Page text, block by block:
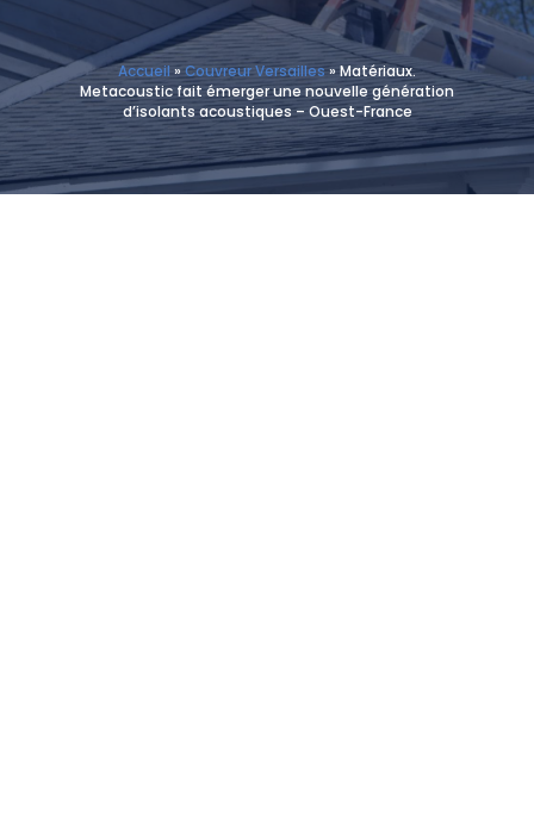
Accueil »Couvreur Versailles »Matériaux.
Metacoustic fait émerger une nouvelle génération
d’isolants acoustiques – Ouest-France